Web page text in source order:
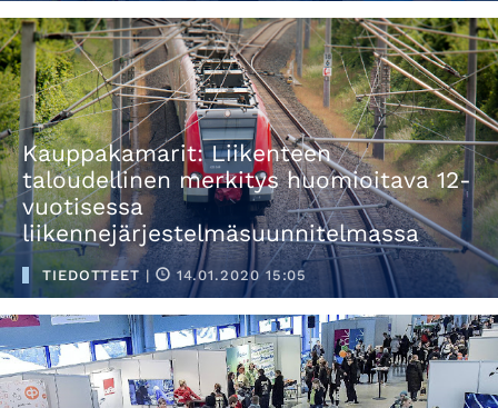
Kauppakamarit: Liikenteen
taloudellinen merkitys huomioitava 12-
vuotisessa
liikennejärjestelmäsuunnitelmassa
TIEDOTTEET | 14.01.2020 15:05